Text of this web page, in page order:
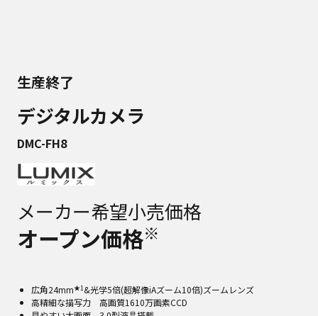
生産終了
デジタルカメラ
DMC-FH8
メーカー希望小売価格
オープン価格※
広角24mm★1&光学5倍(超解像iAズーム10倍)ズームレンズ
高精細な描写力 高画質1610万画素CCD